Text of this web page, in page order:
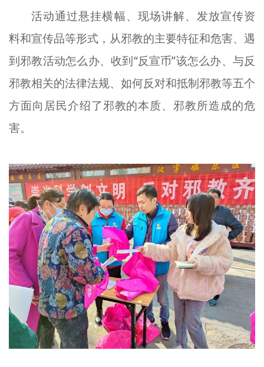
活动通过悬挂横幅、现场讲解、发放宣传资
料和宣传品等形式，从邪教的主要特征和危害、遇
到邪教活动怎么办、收到“反宣币”该怎么办、与反
邪教相关的法律法规、如何反对和抵制邪教等五个
方面向居民介绍了邪教的本质、邪教所造成的危
害。